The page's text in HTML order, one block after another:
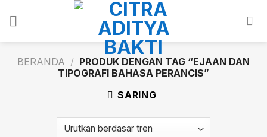
BERANDA / PRODUK DENGAN TAG “EJAAN DAN
TIPOGRAFI BAHASA PERANCIS”
SARING